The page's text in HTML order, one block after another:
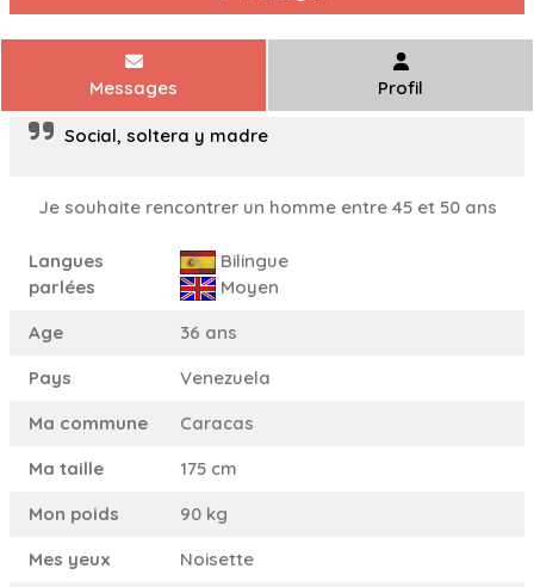
Messages Profil
Social, soltera y madre
Je souhaite rencontrer un homme entre 45 et 50 ans
Langues
parlées
Bilingue
Moyen
Age
36 ans
Pays
Venezuela
Ma commune
Caracas
Ma taille
175 cm
Mon poids
90 kg
Mes yeux
Noisette